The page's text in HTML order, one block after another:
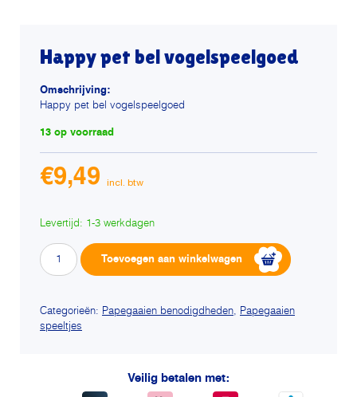
Happy pet bel vogelspeelgoed
Omschrijving:
Happy pet bel vogelspeelgoed
13 op voorraad
€9,49
Levertijd: 1-3 werkdagen
Happy
pet
vogelspeelgoed
aantal
Toevoegen aan winkelwagen
Categorieën: Papegaaien benodigdheden, Papegaaien
speeltjes
Veilig betalen met: